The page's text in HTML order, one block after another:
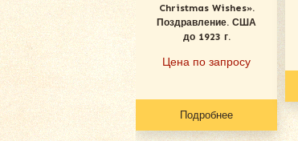
Christmas Wishes».
Поздравление. США
до 1923 г.
Цена по запросу
Подробнее